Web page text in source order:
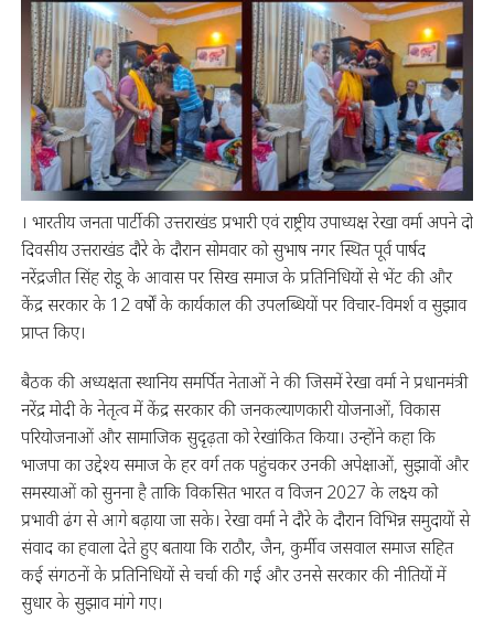
। भारतीय जनता पार्टी की उत्तराखंड प्रभारी एवं राष्ट्रीय उपाध्यक्ष रेखा वर्मा अपने दो
दिवसीय उत्तराखंड दौरे के दौरान सोमवार को सुभाष नगर स्थित पूर्व पार्षद
नरेंद्रजीत सिंह रोडू के आवास पर सिख समाज के प्रतिनिधियों से भेंट की और
केंद्र सरकार के 12 वर्षों के कार्यकाल की उपलब्धियों पर विचार-विमर्श व सुझाव
प्राप्त किए।
बैठक की अध्यक्षता स्थानिय समर्पित नेताओं ने की जिसमें रेखा वर्मा ने प्रधानमंत्री
नरेंद्र मोदी के नेतृत्व में केंद्र सरकार की जनकल्याणकारी योजनाओं, विकास
परियोजनाओं और सामाजिक सुदृढ़ता को रेखांकित किया। उन्होंने कहा कि
भाजपा का उद्देश्य समाज के हर वर्ग तक पहुंचकर उनकी अपेक्षाओं, सुझावों और
समस्याओं को सुनना है ताकि विकसित भारत व विजन 2027 के लक्ष्य को
प्रभावी ढंग से आगे बढ़ाया जा सके। रेखा वर्मा ने दौरे के दौरान विभिन्न समुदायों से
संवाद का हवाला देते हुए बताया कि राठौर, जैन, कुर्मी व जसवाल समाज सहित
कई संगठनों के प्रतिनिधियों से चर्चा की गई और उनसे सरकार की नीतियों में
सुधार के सुझाव मांगे गए।